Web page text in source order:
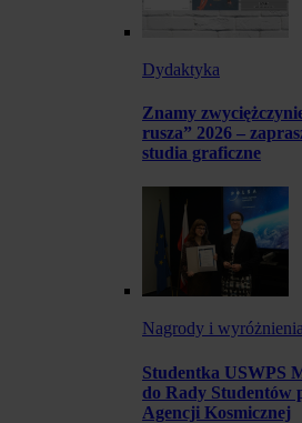
Dydaktyka
Znamy
rusza” 2026 –
studia graficzne
Nagrody i
Studentka USWPS
do Rady Studentów
Agencji Kosmicznej